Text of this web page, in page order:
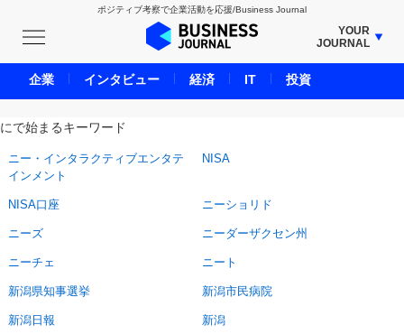
ポジティブ考察で企業活動を応援/Business Journal
YOUR
JOURNAL
BUSINESS JOURNAL
UNICORN JOURNAL
IVS JOURNAL
INBOUND JOURNAL
LIFE ENDING JOURNAL
AI JOURNAL
REAL ESTATE BROKERAGE JOURNAL
SMART MARKETING JOURNAL
にで始まるキーワード
ニー・インタラクティブエンタテ
インメント
NISA
NISA口座 ニーショリド
ニーズ ニーダーザクセン州
ニーチェ ニート
新潟県知事選挙 新潟市民病院
新潟日報 新潟
企業 インタビュー 経済 IT 投資